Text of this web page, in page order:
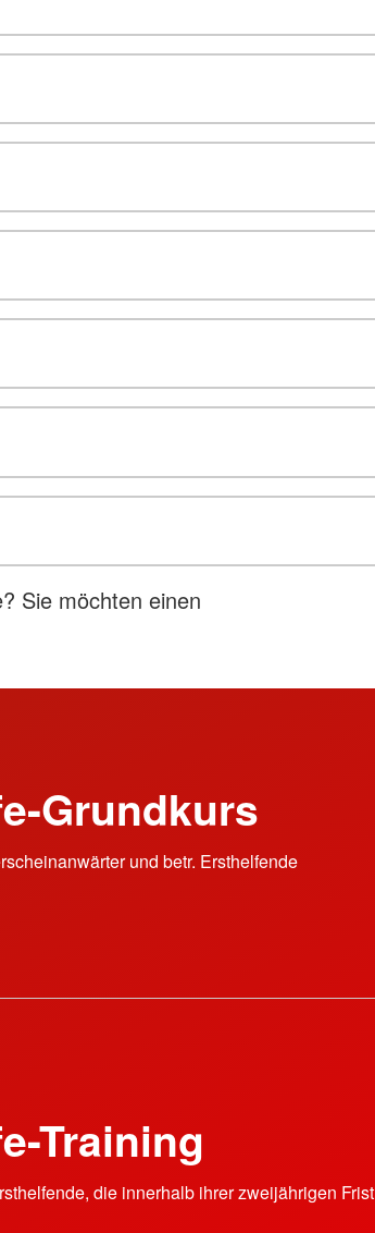
Sie möchten einen
Grundkurs
und betr. Ersthelfende
Training
die innerhalb ihrer zweijährigen Frist